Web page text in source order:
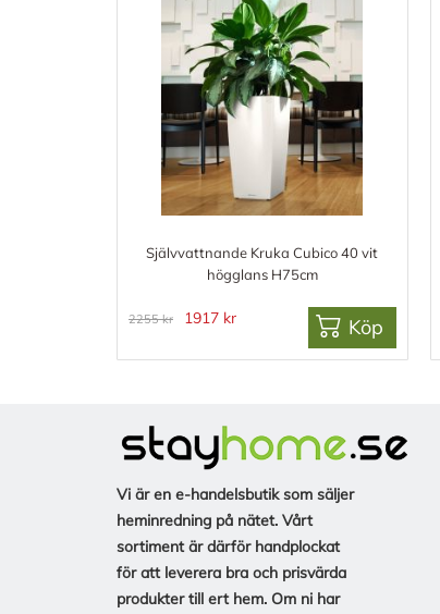
Självvattnande Kruka Cubico 40 vit
högglans H75cm
2255 kr 1917 kr Köp
Vi är en e-handelsbutik som säljer
heminredning på nätet. Vårt
sortiment är därför handplockat
för att leverera bra och prisvärda
produkter till ert hem. Om ni har